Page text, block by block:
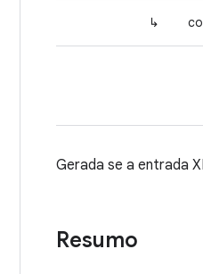
↳
Gerada se a entrada
Resumo